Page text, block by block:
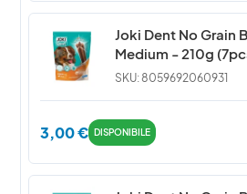
Joki Dent No Grain
Medium - 210g
SKU: 8059692060931
3,00€ DISPONIBILE